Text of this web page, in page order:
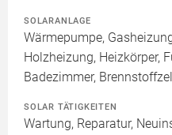
SOLARANLAGE
Wärmepumpe,
Holzheizung, Heizkörper,
Badezimmer,
SOLAR TÄTIGKEITEN
Wartung, Reparatur,